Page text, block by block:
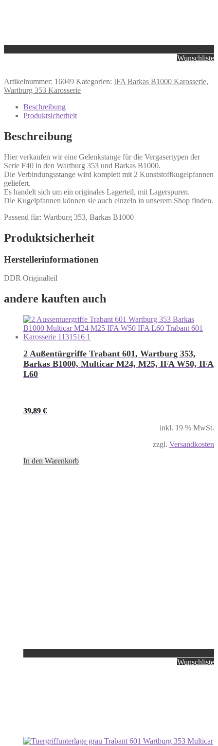
Wunschliste
Artikelnummer: 16049 Kategorien: IFA Barkas B1000 Karosserie,
Wartburg 353 Karosserie
Beschreibung
Produktsicherheit
Beschreibung
Hier verkaufen wir eine Gelenkstange für die Vergasertypen der
Serie F40 in den Wartburg 353 und Barkas B1000.
Die Verbindungsstange wird komplett mit 2 Kunststoffkugelpfannen
geliefert.
Es handelt sich um ein originales Lagerteil, mit Lagerspuren.
Die Kugelpfannen können sie auch einzeln in unserem Shop finden.
Passend für: Wartburg 353, Barkas B1000
Produktsicherheit
Herstellerinformationen
DDR Originalteil
andere kauften auch
2 Außentürgriffe Trabant 601, Wartburg 353,
Barkas B1000, Multicar M24, M25, IFA W50, IFA
L60
39,89 €
inkl. 19 % MwSt.
zzgl. Versandkosten
In den Warenkorb
Wunschliste